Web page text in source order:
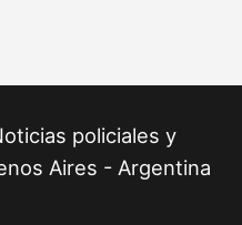
policiales y
Aires - Argentina